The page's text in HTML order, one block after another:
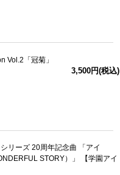
Vol.2「冠菊」
3,500円(税込)
リーズ 20周年記念曲 「アイ
STORY）」 【学園アイ